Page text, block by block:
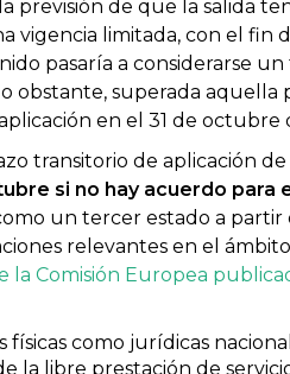
previsión de que la salida
vigencia limitada, con el fin
pasaría a considerarse
obstante, superada aquella
en el 31 de octubre
transitorio de aplicación de
si no hay acuerdo para
un tercer estado a partir
relevantes en el
la Comisión Europea
físicas como jurídicas
la libre prestación de